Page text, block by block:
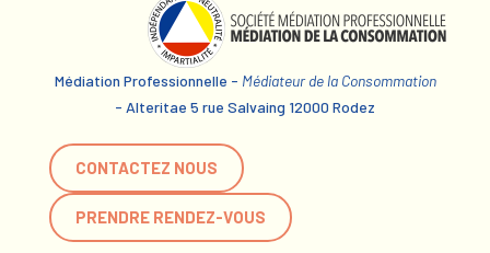
Médiation Professionnelle - Médiateur de la Consommation
- Alteritae 5 rue Salvaing 12000 Rodez
CONTACTEZ NOUS
PRENDRE RENDEZ-VOUS